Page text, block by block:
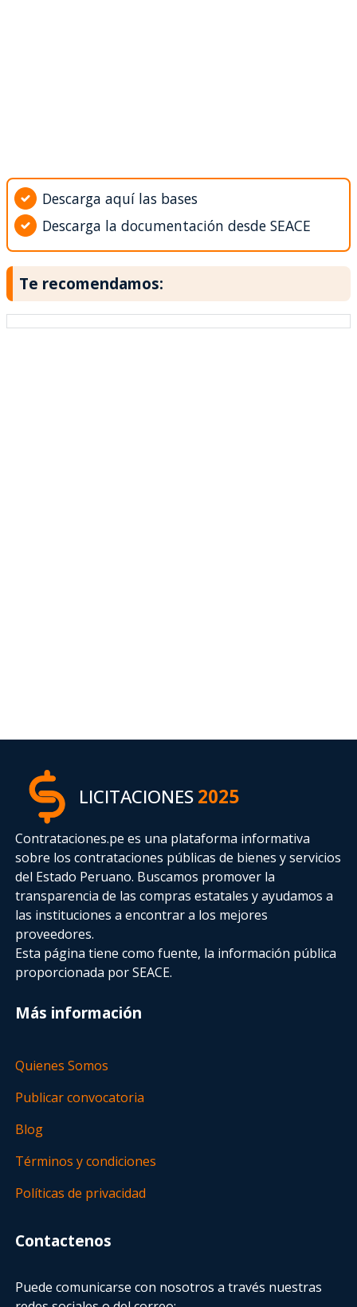
Descarga aquí las bases
Descarga la documentación desde SEACE
Te recomendamos:
LICITACIONES2025
Contrataciones.pe es una plataforma informativa
sobre los contrataciones públicas de bienes y servicios
del Estado Peruano. Buscamos promover la
transparencia de las compras estatalesy ayudamos a
las instituciones a encontrar a los mejores
proveedores.
Esta página tiene como fuente, la información pública
proporcionada por SEACE.
Más información
Quienes Somos
Publicar convocatoria
Blog
Términos y condiciones
Políticas de privacidad
Contactenos
Puede comunicarse con nosotros a través nuestras